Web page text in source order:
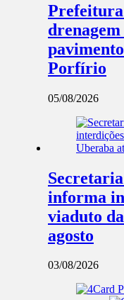
Porfírio
05/08/2026
informa
viaduto
agosto
03/08/2026